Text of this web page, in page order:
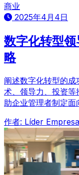
商业
2025年4月4日
数字化转型
略
阐述数字化转型的
术、领导力、投资
助企业管理者制定面
作者: Líder